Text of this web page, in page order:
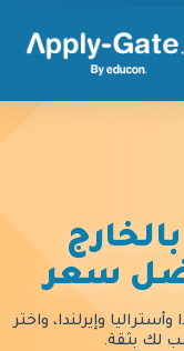
سعر
وإيرلندا، واختر
لك بثقة.